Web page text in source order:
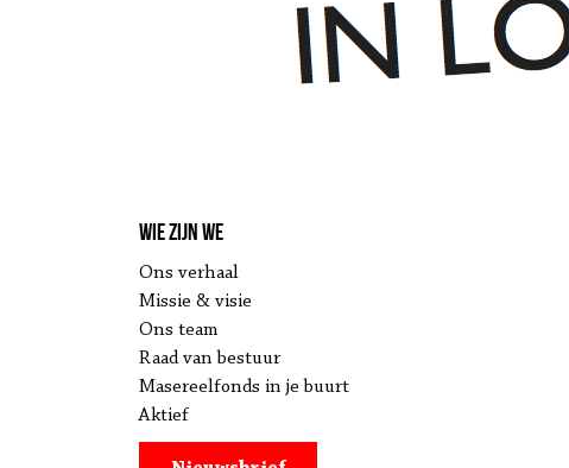
Wie zijn we
Ons verhaal
Missie & visie
Ons team
Raad van bestuur
Masereelfonds in je buurt
Aktief